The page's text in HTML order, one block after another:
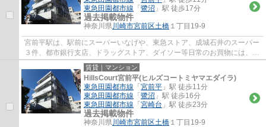
東急田園都市線 「 鷺沼 」駅 徒歩17分
過去掲載物件
神奈川県川崎市宮前区土橋 １丁目19-9
宮前平駅は、駅前にスーパーいなげや、東急ストア、成城石井のスーパー
３件、都市銀行支店、ドラッグストア、ダイソー等日常のお買物には、事
欠かないのと、駅北側には、宮前区役所、...
賃貸｜マンション
HillsCourt宮前平(ヒルズコートミヤマエダイラ)
東急田園都市線 「 宮前平 」駅 徒歩11分
東急田園都市線 「 鷺沼 」駅 徒歩16分
東急田園都市線 「 宮崎台 」駅 徒歩23分
過去掲載物件
神奈川県川崎市宮前区土橋 １丁目19-9